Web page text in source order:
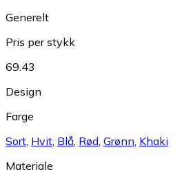
Generelt
Pris per stykk
69.43
Design
Farge
Sort Hvit Blå Rød Grønn Khaki
Materiale